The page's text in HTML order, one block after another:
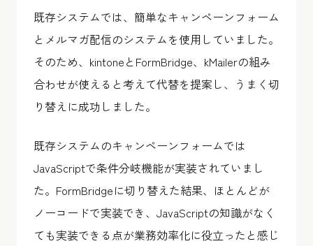
既存システムでは、簡単なキャンペーンフォーム
とメルマガ配信のシステムを使用していました。
そのため、kintoneとFormBridge、kMailerの組み
合わせが使えると考えて代替を提案し、うまく切
り替えに成功しました。
既存システムのキャンペーンフォームでは
JavaScriptで条件分岐機能が実装されていまし
た。FormBridgeに切り替えた結果、ほとんどが
ノーコードで実装でき、JavaScriptの知識がなく
ても実装できる点が業務効率化に役立ったと感じ